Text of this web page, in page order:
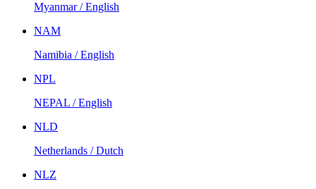
Myanmar / English
NAM
Namibia / English
NPL
NEPAL / English
NLD
Netherlands / Dutch
NLZ